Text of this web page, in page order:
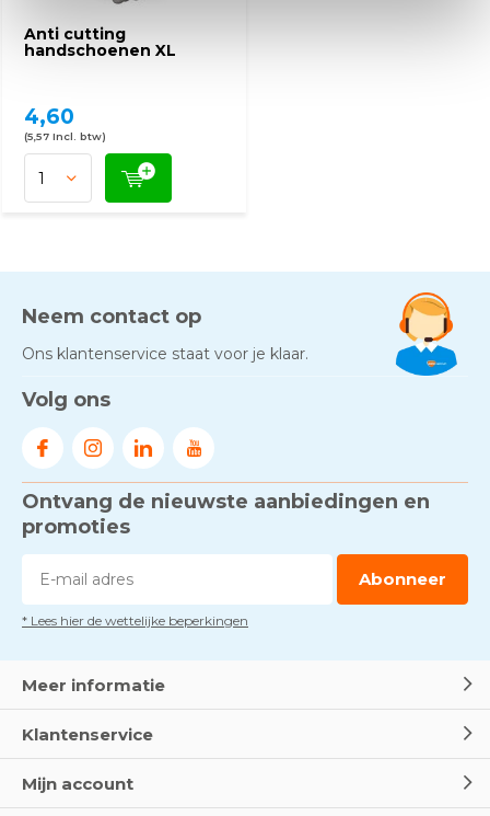
Anti cutting
handschoenen XL
4,60
(5,57 Incl. btw)
Neem contact op
Ons klantenservice staat voor je klaar.
Volg ons
Ontvang de nieuwste aanbiedingen en
promoties
Abonneer
* Lees hier de wettelijke beperkingen
Meer informatie
Klantenservice
Mijn account